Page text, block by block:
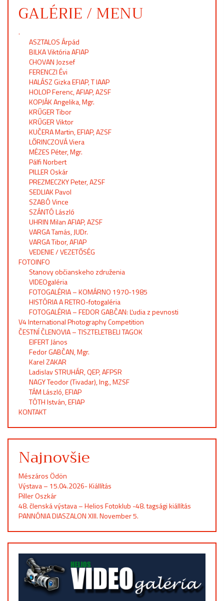
GALÉRIE / MENU
.
ASZTALOS Árpád
BILKA Viktória AFIAP
CHOVAN Jozsef
FERENCZI Évi
HALÁSZ Gizka EFIAP, T IAAP
HOLOP Ferenc, AFIAP, AZSF
KOPJÁK Angelika, Mgr.
KRŰGER Tibor
KRŰGER Viktor
KUČERA Martin, EFIAP, AZSF
LŐRINCZOVÁ Viera
MÉZES Péter, Mgr.
Pálfi Norbert
PILLER Oskár
PREZMECZKY Peter, AZSF
SEDLIAK Pavol
SZABÓ Vince
SZÁNTÓ László
UHRIN Milan AFIAP, AZSF
VARGA Tamás, JUDr.
VARGA Tibor, AFIAP
VEDENIE / VEZETŐSÉG
FOTOINFO
Stanovy občianskeho združenia
VIDEOgaléria
FOTOGALÉRIA – KOMÁRNO 1970-1985
HISTÓRIA A RETRO-fotogaléria
FOTOGALÉRIA – FEDOR GABČAN: Ľudia z pevnosti
V4 International Photography Competition
ČESTNÍ ČLENOVIA – TISZTELETBELI TAGOK
EIFERT János
Fedor GABČAN, Mgr.
Karel ZAKAR
Ladislav STRUHÁR, QEP, AFPSR
NAGY Teodor (Tivadar), Ing., MZSF
TÁM László, EFIAP
TÓTH István, EFIAP
KONTAKT
Najnovšie
Mészáros Ödön
Výstava – 15.04.2026- Kiállítás
Piller Oszkár
48. členská výstava – Helios Fotoklub -48. tagsági kiállítás
PANNÓNIA DIASZALON XIII. November 5.